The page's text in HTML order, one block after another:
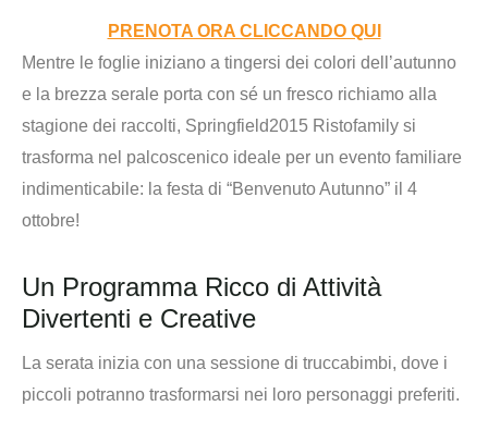
PRENOTA ORA CLICCANDO QUI
Mentre le foglie iniziano a tingersi dei colori dell’autunno
e la brezza serale porta con sé un fresco richiamo alla
stagione dei raccolti, Springfield2015 Ristofamily si
trasforma nel palcoscenico ideale per un evento familiare
indimenticabile: la festa di “Benvenuto Autunno” il 4
ottobre!
Un Programma Ricco di Attività
Divertenti e Creative
La serata inizia con una sessione di truccabimbi, dove i
piccoli potranno trasformarsi nei loro personaggi preferiti.